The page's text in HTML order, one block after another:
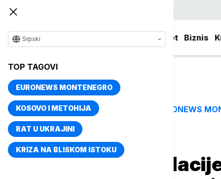
Svet Biznis
Srpski
TOP TAGOVI
EURONEWS MONTENEGRO
KOSOVO I METOHIJA
RAT U UKRAJINI
KRIZA NA BLISKOM ISTOKU
TOP TAGOVI EURONEWS
Naslovna Srbija
Spirala